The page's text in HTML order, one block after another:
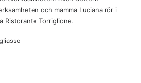
och mamma Luciana rör i
Ristorante Torriglione.